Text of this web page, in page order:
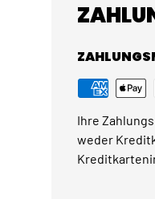
Ihre
weder